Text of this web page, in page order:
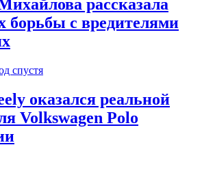
рассказала
борьбы с вредителями
спустя
оказался реальной
Volkswagen Polo